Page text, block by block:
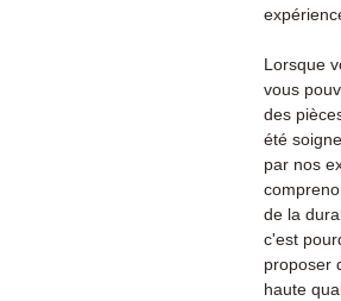
Lorsque
vous
des
été
par nos
de la
c'est
proposer
haute